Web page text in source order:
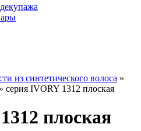
из синтетического волоса »
» серия IVORY 1312 плоская
плоская